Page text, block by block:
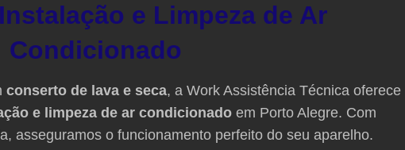
e Limpeza de Ar
Condicionado
conserto de lava e seca, a Work Assistência Técnica oferece
e limpeza de ar condicionado em Porto Alegre. Com
asseguramos o funcionamento perfeito do seu aparelho.